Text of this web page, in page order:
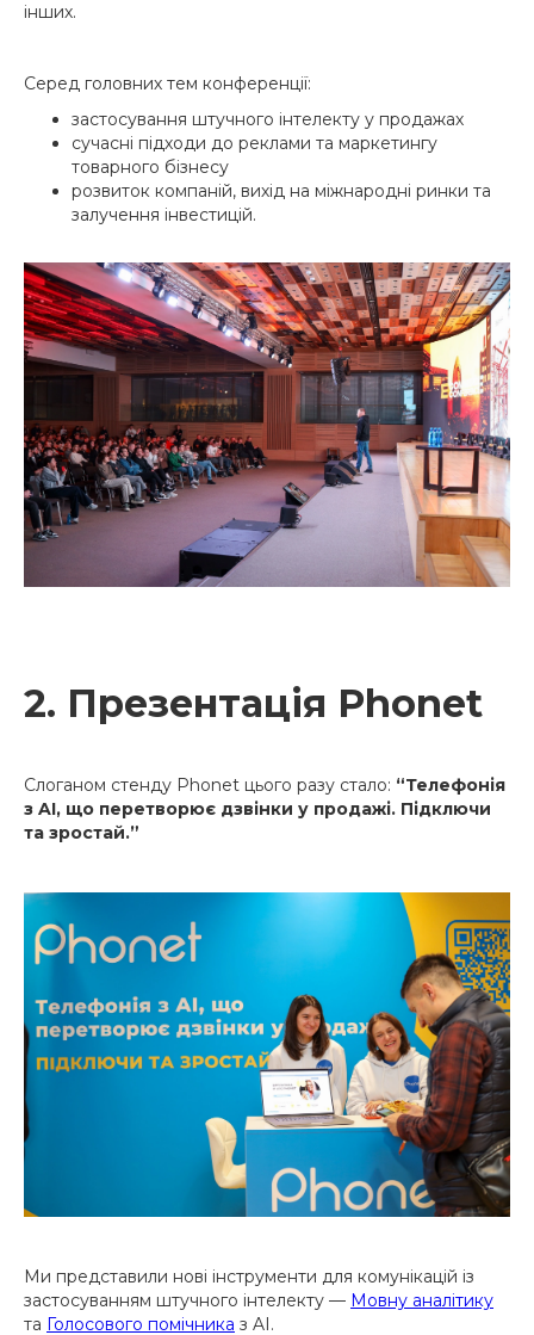
інших.
Серед головних тем конференції:
застосування штучного інтелекту у продажах
сучасні підходи до реклами та маркетингу
товарного бізнесу
розвиток компаній, вихід на міжнародні ринки та
залучення інвестицій.‍
2. Презентація Phonet
Слоганом стенду Phonet цього разу стало: “Телефонія
з AI, що перетворює дзвінки у продажі. Підключи
та зростай.”
Ми представили нові інструменти для комунікацій із
застосуванням штучного інтелекту — Мовну аналітику
та Голосового помічника з AI.